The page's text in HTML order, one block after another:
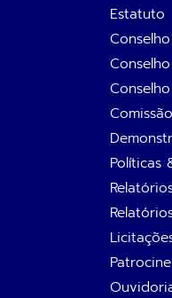
Estatuto
Políticas
Patrocine